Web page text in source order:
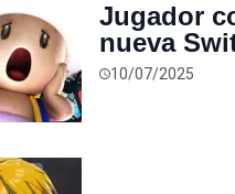
Jugador
nueva
porque el
10/07/2025